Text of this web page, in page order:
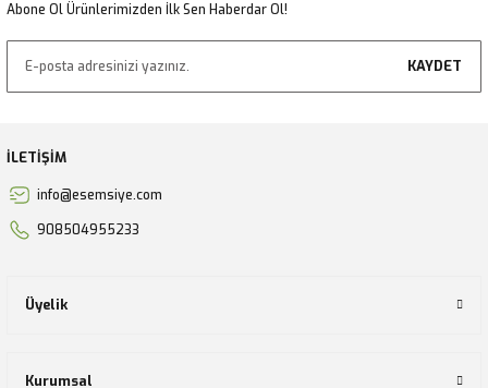
Abone Ol Ürünlerimizden İlk Sen Haberdar Ol!
KAYDET
İLETİŞİM
info@esemsiye.com
908504955233
Üyelik
Kurumsal